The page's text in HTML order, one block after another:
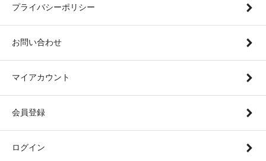
プライバシーポリシー
お問い合わせ
マイアカウント
会員登録
ログイン